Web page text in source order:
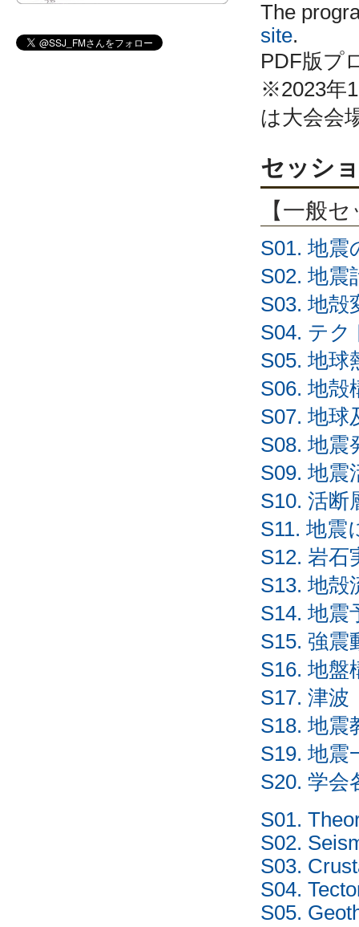
The
site.
PDF版プ
※2023年
は大会会
セッシ
【一般
S01. 地震
S02. 地震
S03. 地殻
S04. テク
S05. 地球
S06. 地殻
S07. 地球
S08. 地震
S09. 地震
S10. 活断
S11. 地震
S12. 岩石
S13. 地殻
S14. 地震
S15. 強震
S16. 地盤
S17. 津波
S18. 地震
S19. 地震
S20. 学会
S01.
S02.
S03.
S04.
S05.